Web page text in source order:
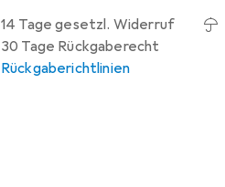
14 Tage gesetzl. Widerruf
30 Tage Rückgaberecht
Rückgaberichtlinien